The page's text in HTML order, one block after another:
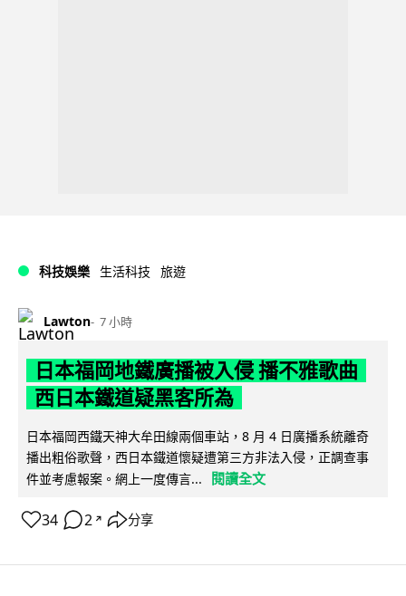
科技娛樂 生活科技 旅遊
Lawton 7 小時
日本福岡地鐵廣播被入侵 播不雅歌曲
西日本鐵道疑黑客所為
日本福岡西鐵天神大牟田線兩個車站，8 月 4 日廣播系統離奇
播出粗俗歌聲，西日本鐵道懷疑遭第三方非法入侵，正調查事
件並考慮報案。網上一度傳言...
閱讀全文
34 2 ↗ 分享